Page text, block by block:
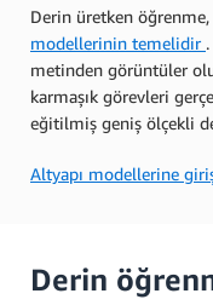
Derin üretken
modellerinin temelidir
metinden görüntüler
karmaşık görevleri
eğitilmiş geniş ölçekli
Altyapı modellerine
Derin